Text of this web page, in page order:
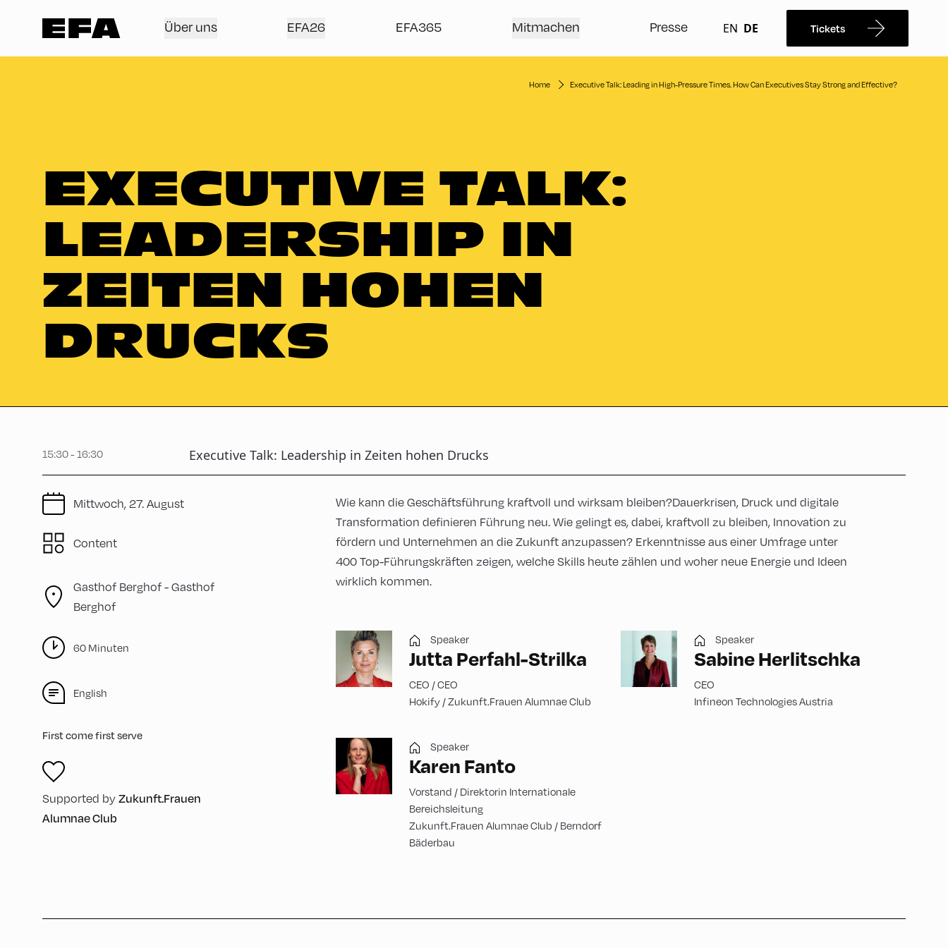
Über uns EFA26 EFA365 Mitmachen Presse EN DE Tickets
Home Executive Talk: Leading in High-Pressure Times. How Can Executives Stay Strong and Effective?
EXECUTIVE TALK:
LEADERSHIP IN
ZEITEN HOHEN
DRUCKS
15:30 - 16:30 Executive Talk: Leadership in Zeiten hohen Drucks
Mittwoch, 27. August
Content
Gasthof Berghof - Gasthof
Berghof
60 Minuten
English
First come first serve
Supported by Zukunft.Frauen
Alumnae Club
Wie kann die Geschäftsführung kraftvoll und wirksam bleiben?Dauerkrisen, Druck und digitale
Transformation definieren Führung neu. Wie gelingt es, dabei, kraftvoll zu bleiben, Innovation zu
fördern und Unternehmen an die Zukunft anzupassen? Erkenntnisse aus einer Umfrage unter
400 Top-Führungskräften zeigen, welche Skills heute zählen und woher neue Energie und Ideen
wirklich kommen.
Speaker
Jutta Perfahl-Strilka
CEO / CEO
Hokify / Zukunft.Frauen Alumnae Club
Speaker
Sabine Herlitschka
CEO
Infineon Technologies Austria
Speaker
Karen Fanto
Vorstand / Direktorin Internationale
Bereichsleitung
Zukunft.Frauen Alumnae Club / Berndorf
Bäderbau